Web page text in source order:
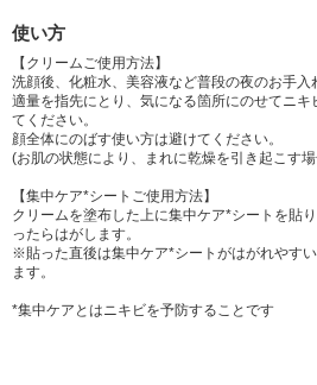
使い方
【クリームご使用方法】
洗顔後、化粧水、美容液など普段の夜のお手入
適量を指先にとり、気になる箇所にのせてニキ
てください。
顔全体にのばす使い方は避けてください。
(お肌の状態により、まれに乾燥を引き起こす
【集中ケア*シートご使用方法】
クリームを塗布した上に集中ケア*シートを貼
ったらはがします。
※貼った直後は集中ケア*シートがはがれやす
ます。
*集中ケアとはニキビを予防することです